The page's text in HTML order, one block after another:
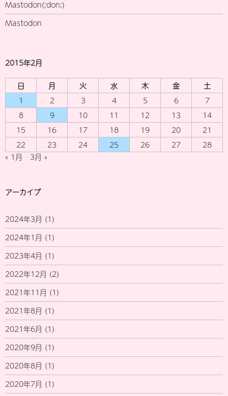
Mastodon(:don:)
Mastodon
2015年2月
日 月 火 水 木 金
土
1
2 3 4 5 6
7
8
9 10 11 12 13
14
15
16 17 18 19 20
21
22
23 24 25 26 27
28
« 1月
3月 »
アーカイブ
2024年3月 (1)
2024年1月 (1)
2023年4月 (1)
2022年12月 (2)
2021年11月 (1)
2021年8月 (1)
2021年6月 (1)
2020年9月 (1)
2020年8月 (1)
2020年7月 (1)